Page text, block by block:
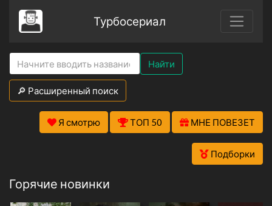
Турбосериал
Найти
🔎 Расширенный поиск
Я смотрю ТОП 50 МНЕ ПОВЕЗЕТ
Подборки
Горячие новинки